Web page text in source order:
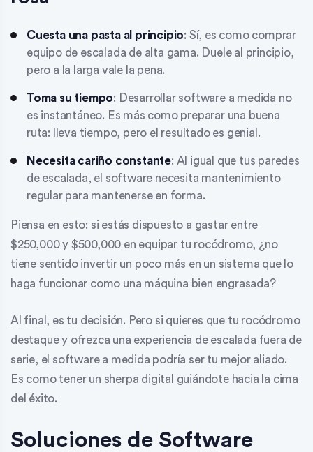
Cuesta una pasta al principio: Sí, es como comprar
equipo de escalada de alta gama. Duele al principio,
pero a la larga vale la pena.
Toma su tiempo: Desarrollar software a medida no
es instantáneo. Es más como preparar una buena
ruta: lleva tiempo, pero el resultado es genial.
Necesita cariño constante: Al igual que tus paredes
de escalada, el software necesita mantenimiento
regular para mantenerse en forma.
Piensa en esto: si estás dispuesto a gastar entre
$250,000 y $500,000 en equipar tu rocódromo, ¿no
tiene sentido invertir un poco más en un sistema que lo
haga funcionar como una máquina bien engrasada?
Al final, es tu decisión. Pero si quieres que tu rocódromo
destaque y ofrezca una experiencia de escalada fuera de
serie, el software a medida podría ser tu mejor aliado.
Es como tener un sherpa digital guiándote hacia la cima
del éxito.
Soluciones de Software